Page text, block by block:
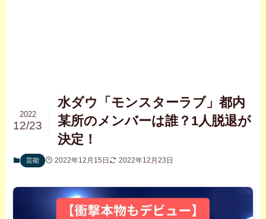
水ダウ「モンスターラブ」都内
某所のメンバーは誰？1人脱退が
決定！
2022
12/23
芸能 2022年12月15日 2022年12月23日